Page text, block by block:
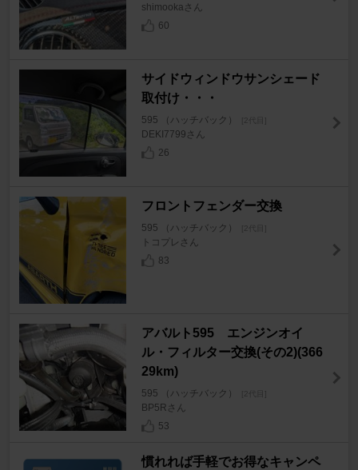
shimookaさん
60
サイドウィンドウサンシェード
取付け・・・
595 （ハッチバック） [2代目]
DEKI7799さん
26
フロントフェンダー交換
595 （ハッチバック） [2代目]
トコプレさん
83
アバルト595 エンジンオイ
ル・フィルター交換(その2)(366
29km)
595 （ハッチバック） [2代目]
BP5Rさん
53
慣れれば手軽でお得なキャンペ